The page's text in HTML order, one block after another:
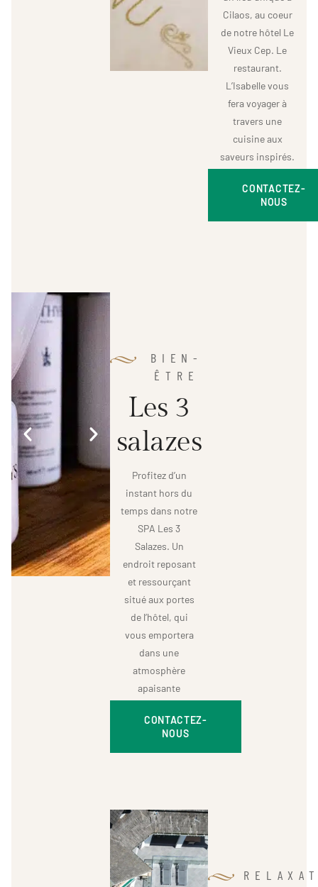
Cilaos, au coeur
de notre hôtel Le
Vieux Cep. Le
restaurant.
L’Isabelle vous
fera voyager à
travers une
cuisine aux
saveurs inspirés.
CONTACTEZ-
NOUS
BIEN-
ÊTRE
Les 3
salazes
Profitez d’un
instant hors du
temps dans notre
SPA Les 3
Salazes. Un
endroit reposant
et ressourçant
situé aux portes
de l’hôtel, qui
vous emportera
dans une
atmosphère
apaisante
CONTACTEZ-
NOUS